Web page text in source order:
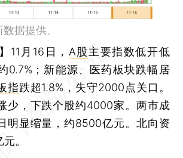
据提供。
11月16日， A股主要指数低开低
0.7%；新能源、医药板块跌幅居
指跌超1.8%，失守2000点关口。
少，下跌个股约4000家。两市成
明显缩量，约8500亿元。北向资
。